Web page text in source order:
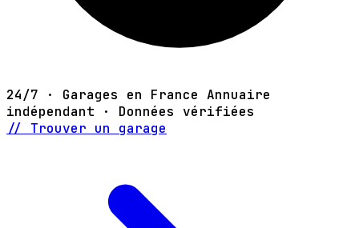
24/7 · Garages en France Annuaire
indépendant · Données vérifiées
// Trouver un garage